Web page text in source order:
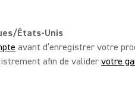
États-Unis
avant d’enregistrer votre
afin de valider votre